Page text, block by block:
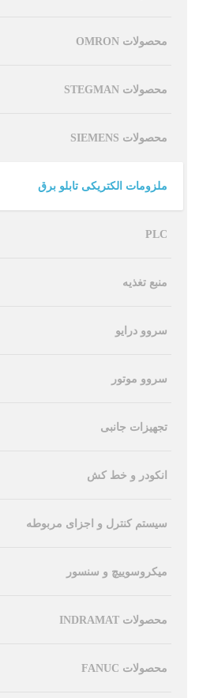
محصولات OMRON
محصولات STEGMAN
محصولات SIEMENS
ملزومات الکتریکی تابلو برق
PLC
منبع تغذیه
سروو درایو
سروو موتور
تجهیزات جانبی
انکودر و خط کش
سیستم کنترل و اجزای مربوطه
میکروسوییچ و سنسور
محصولات INDRAMAT
محصولات FANUC